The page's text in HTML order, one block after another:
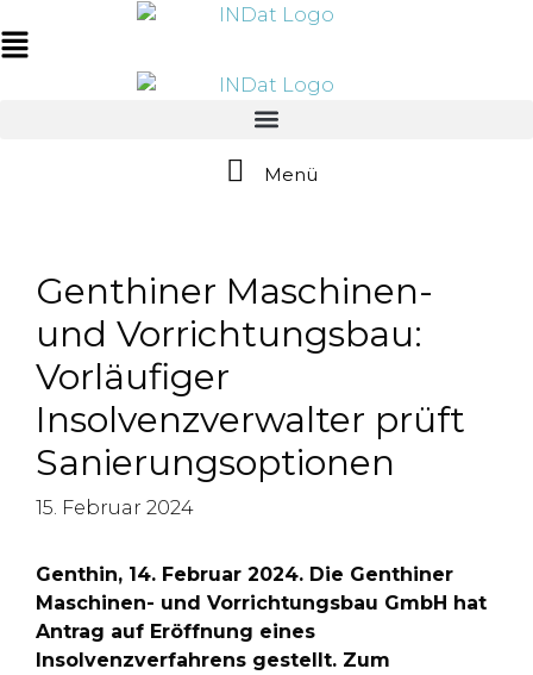
springen
Inhalt
Main
Menü
Genthiner Maschinen-
und Vorrichtungsbau:
Vorläufiger
Insolvenzverwalter prüft
Sanierungsoptionen
15. Februar 2024
Genthin, 14. Februar 2024. Die Genthiner
Maschinen- und Vorrichtungsbau GmbH hat
Antrag auf Eröffnung eines
Insolvenzverfahrens gestellt. Zum